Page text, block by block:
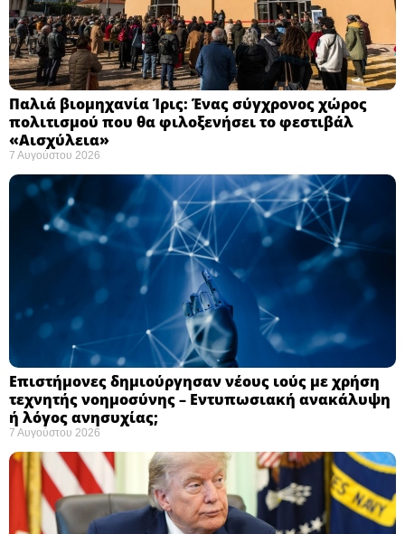
Παλιά βιομηχανία Ίρις: Ένας σύγχρονος χώρος
πολιτισμού που θα φιλοξενήσει το φεστιβάλ
«Αισχύλεια» ​
7 Αυγούστου 2026
Επιστήμονες δημιούργησαν νέους ιούς με χρήση
τεχνητής νοημοσύνης – Εντυπωσιακή ανακάλυψη
ή λόγος ανησυχίας; ​
7 Αυγούστου 2026